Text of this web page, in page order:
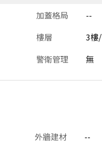
加蓋格局 --
樓層 3樓
警衛管理 無
外牆建材 --